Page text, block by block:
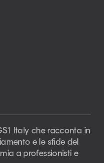
Italy che racconta in
e le sfide del
a professionisti e